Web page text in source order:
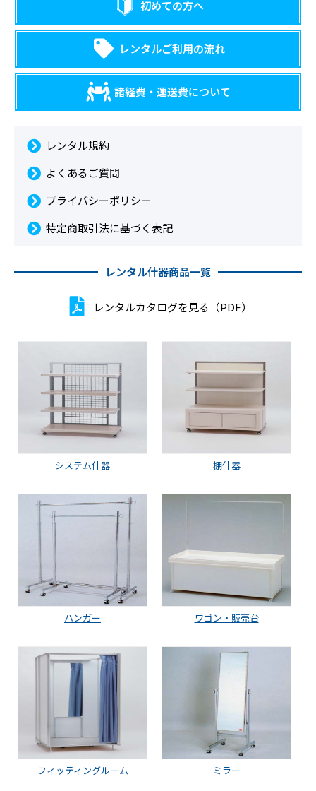
初めての方へ
レンタルご利用の流れ
諸経費・運送費について
レンタル規約
よくあるご質問
プライバシーポリシー
特定商取引法に基づく表記
レンタル什器商品一覧
レンタルカタログを見る（PDF）
システム什器 棚什器
ハンガー ワゴン・販売台
フィッティングルーム ミラー